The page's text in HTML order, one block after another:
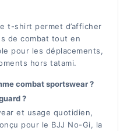
t-shirt permet d’afficher
de combat tout en
pour les déplacements,
hors tatami.
combat sportswear ?
?
et usage quotidien,
pour le BJJ No-Gi, la